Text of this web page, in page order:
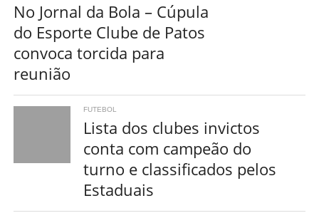
No Jornal da Bola – Cúpula
do Esporte Clube de Patos
convoca torcida para
reunião
FUTEBOL
Lista dos clubes invictos
conta com campeão do
turno e classificados pelos
Estaduais